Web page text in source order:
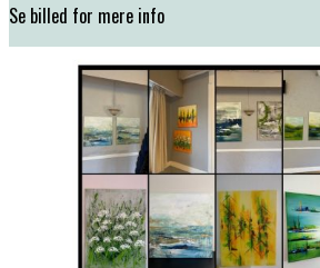
Se billed for mere info